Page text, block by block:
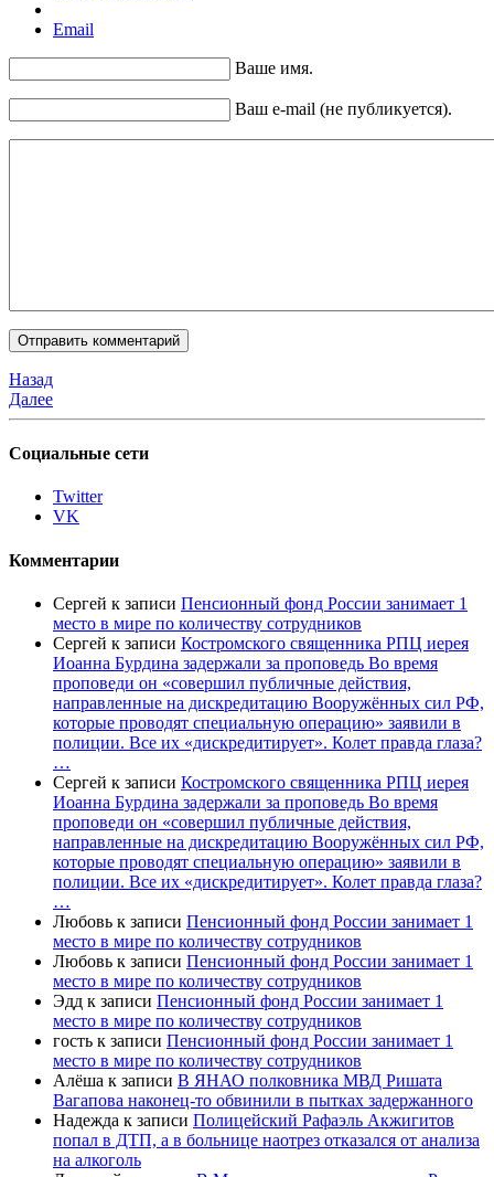
Email
Ваше имя.
Ваш e-mail (не публикуется).
Назад
Далее
Социальные сети
Twitter
VK
Комментарии
Сергей к записи Пенсионный фонд России занимает 1
место в мире по количеству сотрудников
Сергей к записи Костромского священника РПЦ иерея
Иоанна Бурдина задержали за проповедь Во время
проповеди он «совершил публичные действия,
направленные на дискредитацию Вооружённых сил РФ,
которые проводят специальную операцию» заявили в
полиции. Все их «дискредитирует». Колет правда глаза?
…
Сергей к записи Костромского священника РПЦ иерея
Иоанна Бурдина задержали за проповедь Во время
проповеди он «совершил публичные действия,
направленные на дискредитацию Вооружённых сил РФ,
которые проводят специальную операцию» заявили в
полиции. Все их «дискредитирует». Колет правда глаза?
…
Любовь к записи Пенсионный фонд России занимает 1
место в мире по количеству сотрудников
Любовь к записи Пенсионный фонд России занимает 1
место в мире по количеству сотрудников
Эдд к записи Пенсионный фонд России занимает 1
место в мире по количеству сотрудников
гость к записи Пенсионный фонд России занимает 1
место в мире по количеству сотрудников
Алёша к записи В ЯНАО полковника МВД Ришата
Вагапова наконец-то обвинили в пытках задержанного
Надежда к записи Полицейский Рафаэль Акжигитов
попал в ДТП, а в больнице наотрез отказался от анализа
на алкоголь